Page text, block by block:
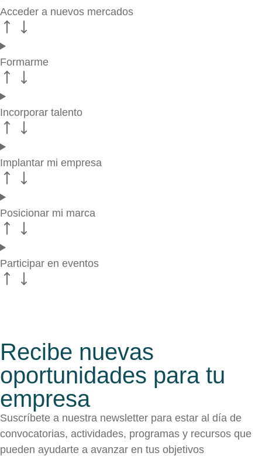
Acceder a nuevos mercados
Formarme
Incorporar talento
Implantar mi empresa
Posicionar mi marca
Participar en eventos
Recibe nuevas
oportunidades para tu
empresa
Suscríbete a nuestra newsletter para estar al día de
convocatorias, actividades, programas y recursos que
pueden ayudarte a avanzar en tus objetivos